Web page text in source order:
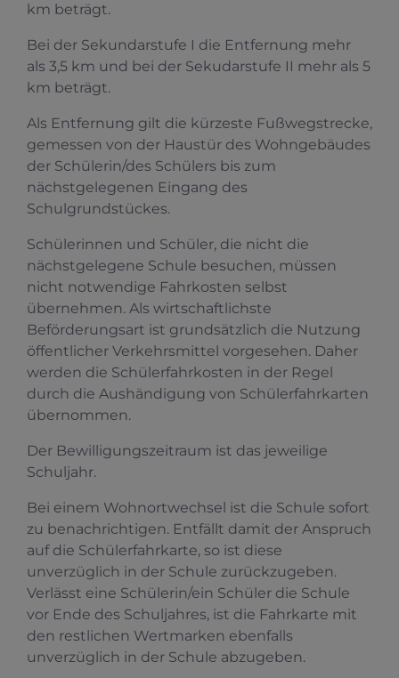
km beträgt.
Bei der Sekundarstufe I die Entfernung mehr
als 3,5 km und bei der Sekudarstufe II mehr als 5
km beträgt.
Als Entfernung gilt die kürzeste Fußwegstrecke,
gemessen von der Haustür des Wohngebäudes
der Schülerin/des Schülers bis zum
nächstgelegenen Eingang des
Schulgrundstückes.
Schülerinnen und Schüler, die nicht die
nächstgelegene Schule besuchen, müssen
nicht notwendige Fahrkosten selbst
übernehmen. Als wirtschaftlichste
Beförderungsart ist grundsätzlich die Nutzung
öffentlicher Verkehrsmittel vorgesehen. Daher
werden die Schülerfahrkosten in der Regel
durch die Aushändigung von Schülerfahrkarten
übernommen.
Der Bewilligungszeitraum ist das jeweilige
Schuljahr.
Bei einem Wohnortwechsel ist die Schule sofort
zu benachrichtigen. Entfällt damit der Anspruch
auf die Schülerfahrkarte, so ist diese
unverzüglich in der Schule zurückzugeben.
Verlässt eine Schülerin/ein Schüler die Schule
vor Ende des Schuljahres, ist die Fahrkarte mit
den restlichen Wertmarken ebenfalls
unverzüglich in der Schule abzugeben.